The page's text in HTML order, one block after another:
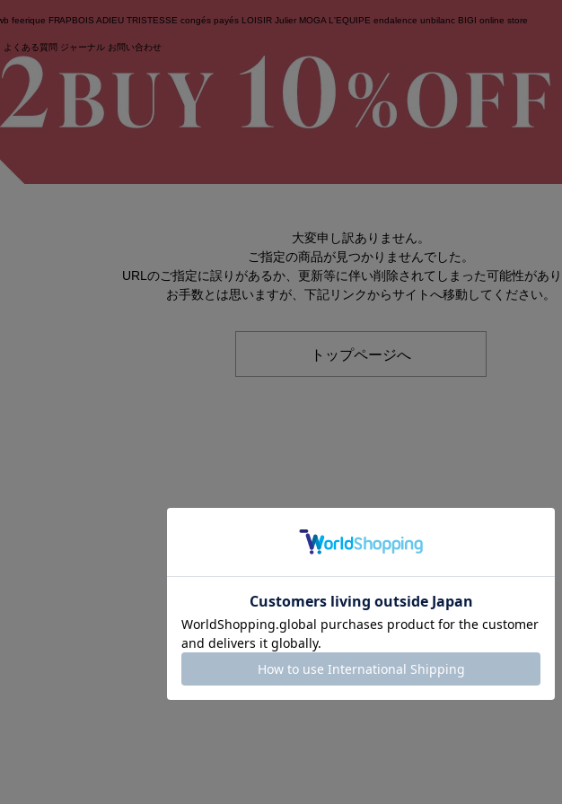
feerique FRAPBOIS ADIEU TRISTESSE congés payés LOISIR Julier MOGA L'EQUIPE endalence unbilanc BIGI online store
よくある質問 ジャーナル お問い合わせ
大変申し訳ありません。
ご指定の商品が見つかりませんでした。
URLのご指定に誤りがあるか、更新等に伴い削除されてしまった可能性があ
お手数とは思いますが、下記リンクからサイトへ移動してください。
トップページへ